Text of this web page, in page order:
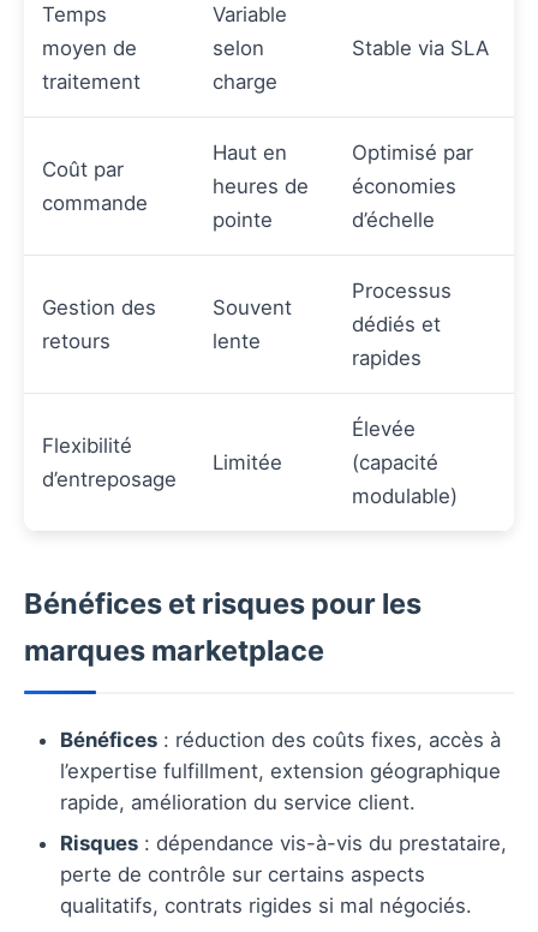
Temps
moyen de
traitement
Variable
selon
charge
Stable via SLA
Coût par
commande
Haut en
heures de
pointe
Optimisé par
économies
d’échelle
Gestion des
retours
Souvent
lente
Processus
dédiés et
rapides
Flexibilité
d’entreposage
Limitée
Élevée
(capacité
modulable)
Bénéfices et risques pour les
marques marketplace
Bénéfices : réduction des coûts fixes, accès à
l’expertise fulfillment, extension géographique
rapide, amélioration du service client.
Risques : dépendance vis-à-vis du prestataire,
perte de contrôle sur certains aspects
qualitatifs, contrats rigides si mal négociés.